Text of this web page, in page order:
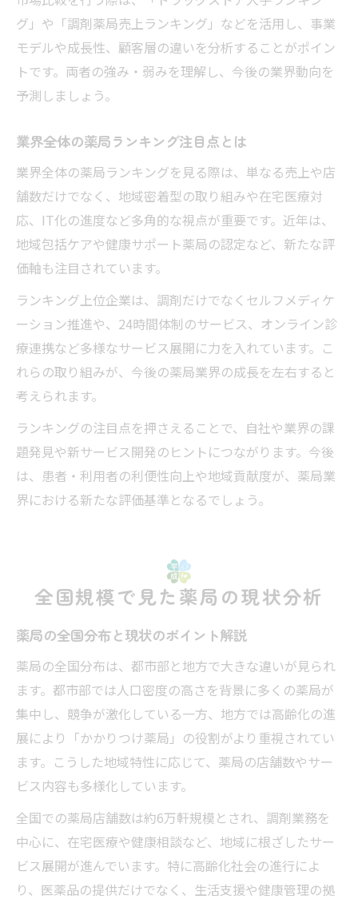
グ」や「調剤薬局売上ランキング」などを活用し、事業
モデルや成長性、顧客層の違いを分析することがポイン
トです。両者の強み・弱みを理解し、今後の業界動向を
予測しましょう。
業界全体の薬局ランキング注目点とは
業界全体の薬局ランキングを見る際は、単なる売上や店
舗数だけでなく、地域密着型の取り組みや在宅医療対
応、IT化の進度など多角的な視点が重要です。近年は、
地域包括ケアや健康サポート薬局の認定など、新たな評
価軸も注目されています。
ランキング上位企業は、調剤だけでなくセルフメディケ
ーション推進や、24時間体制のサービス、オンライン診
療連携など多様なサービス展開に力を入れています。こ
れらの取り組みが、今後の薬局業界の成長を左右すると
考えられます。
ランキングの注目点を押さえることで、自社や業界の課
題発見や新サービス開発のヒントにつながります。今後
は、患者・利用者の利便性向上や地域貢献度が、薬局業
界における新たな評価基準となるでしょう。
全国規模で見た薬局の現状分析
薬局の全国分布と現状のポイント解説
薬局の全国分布は、都市部と地方で大きな違いが見られ
ます。都市部では人口密度の高さを背景に多くの薬局が
集中し、競争が激化している一方、地方では高齢化の進
展により「かかりつけ薬局」の役割がより重視されてい
ます。こうした地域特性に応じて、薬局の店舗数やサー
ビス内容も多様化しています。
全国での薬局店舗数は約6万軒規模とされ、調剤業務を
中心に、在宅医療や健康相談など、地域に根ざしたサー
ビス展開が進んでいます。特に高齢化社会の進行によ
り、医薬品の提供だけでなく、生活支援や健康管理の拠